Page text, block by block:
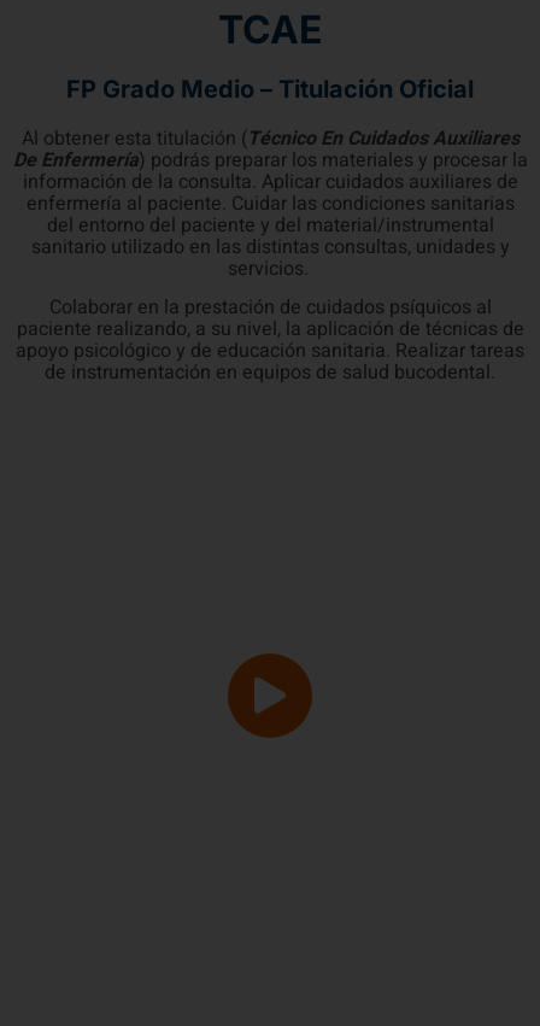
TCAE
FP Grado Medio – Titulación Oficial
Al obtener esta titulación (Técnico En Cuidados Auxiliares
De Enfermería) podrás preparar los materiales y procesar la
información de la consulta. Aplicar cuidados auxiliares de
enfermería al paciente. Cuidar las condiciones sanitarias
del entorno del paciente y del material/instrumental
sanitario utilizado en las distintas consultas, unidades y
servicios.
Colaborar en la prestación de cuidados psíquicos al
paciente realizando, a su nivel, la aplicación de técnicas de
apoyo psicológico y de educación sanitaria. Realizar tareas
de instrumentación en equipos de salud bucodental.